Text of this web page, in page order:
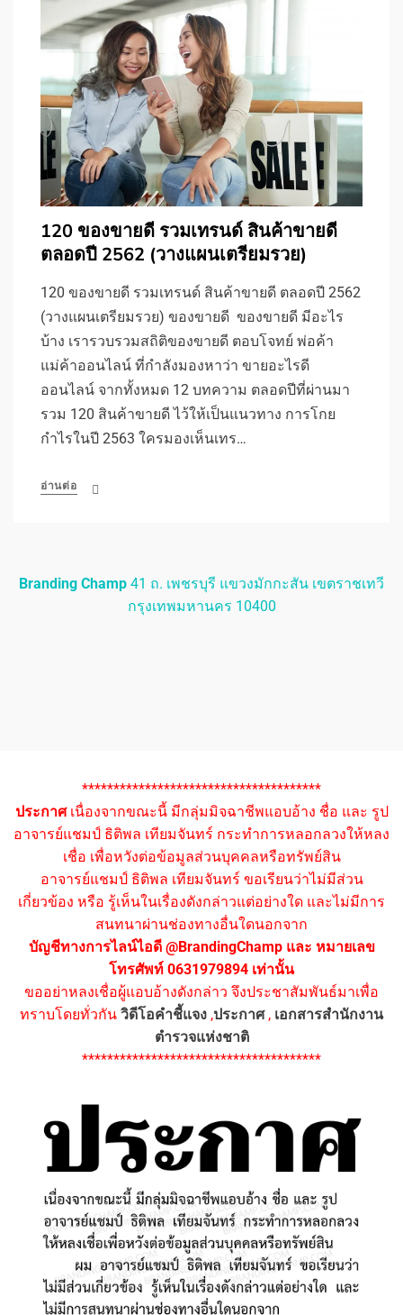
120 ของขายดี รวมเทรนด์ สินค้าขายดี
ตลอดปี 2562 (วางแผนเตรียมรวย)
120 ของขายดี รวมเทรนด์ สินค้าขายดี ตลอดปี 2562
(วางแผนเตรียมรวย) ของขายดี ของขายดี มีอะไร
บ้าง เรารวบรวมสถิติของขายดี ตอบโจทย์ พ่อค้า
แม่ค้าออนไลน์ ที่กำลังมองหาว่า ขายอะไรดี
ออนไลน์ จากทั้งหมด 12 บทความ ตลอดปีที่ผ่านมา
รวม 120 สินค้าขายดี ไว้ให้เป็นแนวทาง การโกย
กำไรในปี 2563 ใครมองเห็นเทร…
อ่านต่อ
Branding Champ 41 ถ. เพชรบุรี แขวงมักกะสัน เขตราชเทวี
กรุงเทพมหานคร 10400
**************************************
ประกาศเนื่องจากขณะนี้ มีกลุ่มมิจฉาชีพแอบอ้าง ชื่อ และ รูป
อาจารย์แชมป์ ธิติพล เทียมจันทร์ กระทำการหลอกลวงให้หลง
เชื่อ เพื่อหวังต่อข้อมูลส่วนบุคคลหรือทรัพย์สิน
อาจารย์แชมป์ ธิติพล เทียมจันทร์ ขอเรียนว่าไม่มีส่วน
เกี่ยวข้อง หรือ รู้เห็นในเรื่องดังกล่าวแต่อย่างใด และไม่มีการ
สนทนาผ่านช่องทางอื่นใดนอกจาก
บัญชีทางการไลน์ไอดี @BrandingChamp และ หมายเลข
โทรศัพท์ 0631979894 เท่านั้น
ขออย่าหลงเชื่อผู้แอบอ้างดังกล่าว จึงประชาสัมพันธ์มาเพื่อ
ทราบโดยทั่วกัน วิดีโอคำชี้แจง ,ประกาศ, เอกสารสำนักงาน
ตำรวจแห่งชาติ
**************************************